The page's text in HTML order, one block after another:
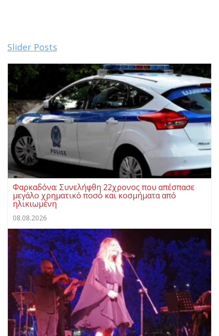
Slider Posts
Φαρκαδόνα: Συνελήφθη 22χρονος που απέσπασε
μεγάλο χρηματικό ποσό και κοσμήματα από
ηλικιωμένη
08.08.2026